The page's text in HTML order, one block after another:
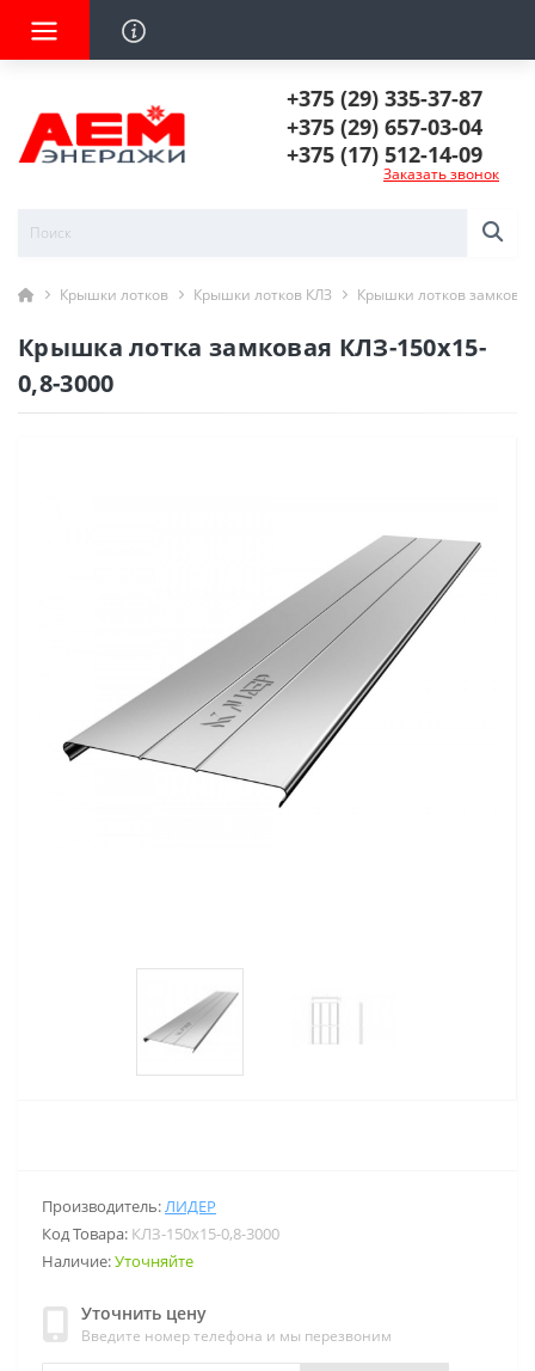
+375 (29) 335-37-87
+375 (29) 657-03-04
+375 (17) 512-14-09
Заказать звонок
Крышки лотков Крышки лотков КЛЗ Крышки лотков
Крышка лотка замковая КЛЗ-150х15-
0,8-3000
Производитель:ЛИДЕР
Код Товара: КЛЗ-150х15-0,8-3000
Наличие:Уточняйте
Уточнить цену
Введите номер телефона и мы перезвоним